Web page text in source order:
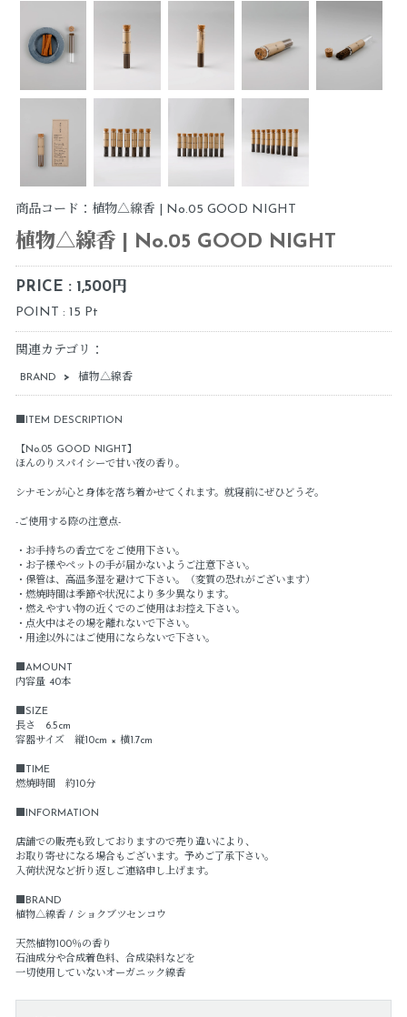
商品コード：植物△線香 | No.05 GOOD NIGHT
植物△線香 | No.05 GOOD NIGHT
PRICE : 1,500円
POINT : 15 Pt
関連カテゴリ：
BRAND > 植物△線香
■ITEM DESCRIPTION
【No.05 GOOD NIGHT】
ほんのりスパイシーで甘い夜の香り。
シナモンが心と身体を落ち着かせてくれます。就寝前にぜひどうぞ。
-ご使用する際の注意点-
・お手持ちの香立てをご使用下さい。
・お子様やペットの手が届かないようご注意下さい。
・保管は、高温多湿を避けて下さい。（変質の恐れがございます）
・燃焼時間は季節や状況により多少異なります。
・燃えやすい物の近くでのご使用はお控え下さい。
・点火中はその場を離れないで下さい。
・用途以外にはご使用にならないで下さい。
■AMOUNT
内容量 40本
■SIZE
長さ 6.5cm
容器サイズ 縦10cm × 横1.7cm
■TIME
燃焼時間 約10分
■INFORMATION
店舗での販売も致しておりますので売り違いにより、
お取り寄せになる場合もございます。予めご了承下さい。
入荷状況など折り返しご連絡申し上げます。
■BRAND
植物△線香 / ショクブツセンコウ
天然植物100％の香り
石油成分や合成着色料、合成染料などを
一切使用していないオーガニック線香